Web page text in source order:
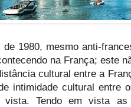
1980, mesmo anti-
na França; este
cultural entre a
intimidade cultural entre
vista. Tendo em vista